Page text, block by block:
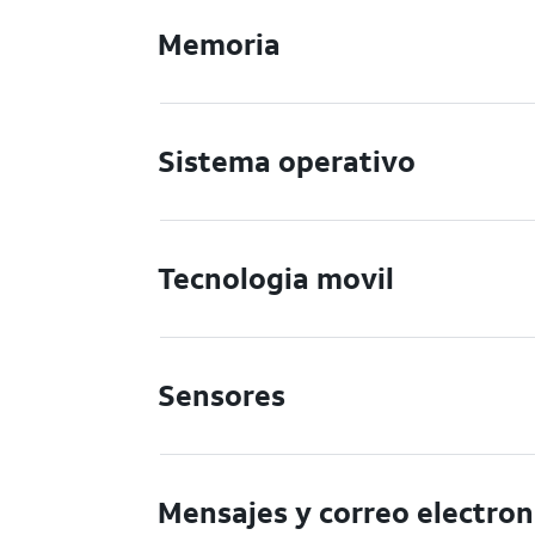
Memoria
Sistema operativo
Tecnologia movil
Sensores
Mensajes y correo